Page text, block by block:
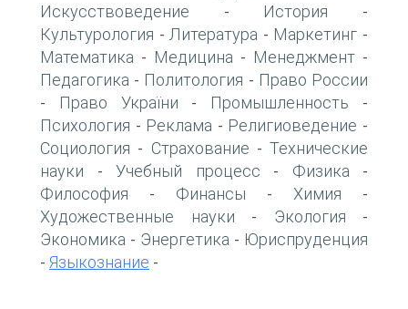
Искусствоведение - История -
Культурология - Литература - Маркетинг -
Математика - Медицина - Менеджмент -
Педагогика - Политология - Право России
- Право України - Промышленность -
Психология - Реклама - Религиоведение -
Социология - Страхование - Технические
науки - Учебный процесс - Физика -
Философия - Финансы - Химия -
Художественные науки - Экология -
Экономика - Энергетика - Юриспруденция
- Языкознание -